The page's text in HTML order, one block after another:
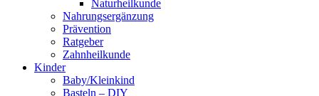
Naturheilkunde
Nahrungsergänzung
Prävention
Ratgeber
Zahnheilkunde
Kinder
Baby/Kleinkind
Basteln – DIY